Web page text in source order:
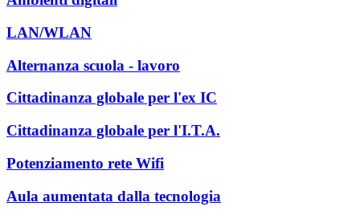
LAN/WLAN
Alternanza scuola - lavoro
Cittadinanza globale per l'ex IC
Cittadinanza globale per l'I.T.A.
Potenziamento rete Wifi
Aula aumentata dalla tecnologia